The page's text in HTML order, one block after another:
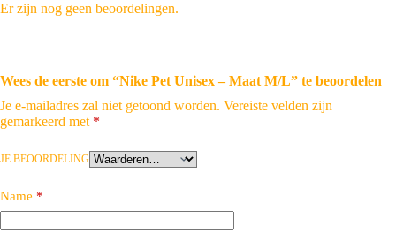
Er zijn nog geen beoordelingen.
Wees de eerste om “Nike Pet Unisex – Maat M/L” te beoordelen
Je e-mailadres zal niet getoond worden. Vereiste velden zijn
gemarkeerd met *
JE BEOORDELING
Name *